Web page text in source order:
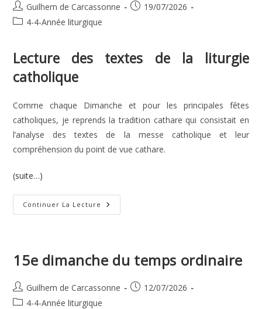
Auteur/autrice
de
Guilhem de Carcassonne
Publication
19/07/2026
Post4-4-Année liturgique
Lecture des textes de la liturgie
catholique
Comme chaque Dimanche et pour les principales fêtes
catholiques, je reprends la tradition cathare qui consistait en
l’analyse des textes de la messe catholique et leur
compréhension du point de vue cathare.
(suite…)
Continuer La Lecture 16e
Dimanche
15e dimanche du temps ordinaire
Auteur/autrice
de
Guilhem de Carcassonne
Publication
12/07/2026
Post4-4-Année liturgique